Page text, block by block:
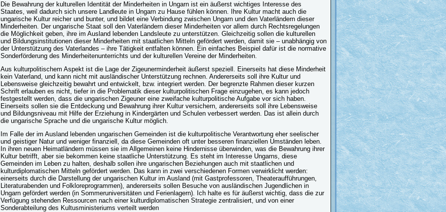
Die Bewahrung der kulturellen Identität der Minderheiten in Ungarn ist ein äußerst wichtiges Interesse des
Staates, weil dadurch sich unsere Landleute in Ungarn zu Hause fühlen können. Ihre Kultur macht auch die
ungarische Kultur reicher und bunter, und bildet eine Verbindung zwischen Ungarn und den Vaterländern dieser
Minderheiten. Der ungarische Staat soll den Vaterländern dieser Minderheiten vor allem durch Rechtsregelungen
die Möglichkeit geben, ihre im Ausland lebenden Landsleute zu unterstützen. Gleichzeitig sollen die kulturellen
und Bildungsinstitutionen dieser Minderheiten mit staatlichen Mitteln gefördert werden, damit sie – unabhängig von
der Unterstützung des Vaterlandes – ihre Tätigkeit entfalten können. Ein einfaches Beispiel dafür ist die normative
Sonderförderung des Minderheitenunterrichts und der kulturellen Vereine der Minderheiten.
Aus kulturpolitischem Aspekt ist die Lage der Zigeunerminderheit äußerst speziell. Einerseits hat diese Minderheit
kein Vaterland, und kann nicht mit ausländischer Unterstützung rechnen. Andererseits soll ihre Kultur und
Lebensweise gleichzeitig bewahrt und entwickelt, bzw. integriert werden. Der begrenzte Rahmen dieser kurzen
Schrift erlauben es nicht, tiefer in die Problematik dieser kulturpolitischen Frage einzugehen, es kann jedoch
festgestellt werden, dass die ungarischen Zigeuner eine zweifache kulturpolitische Aufgabe vor sich haben.
Einerseits sollen sie die Entdeckung und Bewahrung ihrer Kultur versichern, andererseits soll ihre Lebensweise
und Bildungsniveau mit Hilfe der Erziehung in Kindergärten und Schulen verbessert werden. Das ist allein durch
die ungarische Sprache und die ungarische Kultur möglich.
Im Falle der im Ausland lebenden ungarischen Gemeinden ist die kulturpolitische Verantwortung eher seelischer
und geistiger Natur und weniger finanziell, da diese Gemeinden oft unter besseren finanziellen Umständen leben.
In ihren neuen Heimatländern müssen sie im Allgemeinen keine Hindernisse überwinden, was die Bewahrung ihrer
Kultur betrifft, aber sie bekommen keine staatliche Unterstützung. Es steht im Interesse Ungarns, diese
Gemeinden im Leben zu halten, deshalb sollen ihre ungarischen Beziehungen auch mit staatlichen und
kulturdiplomatischen Mitteln gefördert werden. Das kann in zwei verschiedenen Formen verwirklicht werden:
einerseits durch die Darstellung der ungarischen Kultur im Ausland (mit Gastprofessoren, Theateraufführungen,
Literaturabenden und Folkloreprogrammen), andererseits sollen Besuche von ausländischen Jugendlichen in
Ungarn gefördert werden (in Sommeruniversitäten und Ferienlagern). Ich halte es für äußerst wichtig, dass die zur
Verfügung stehenden Ressourcen nach einer kulturdiplomatischen Strategie zentralisiert, und von einer
Sonderabteilung des Kultusministeriums verteilt werden